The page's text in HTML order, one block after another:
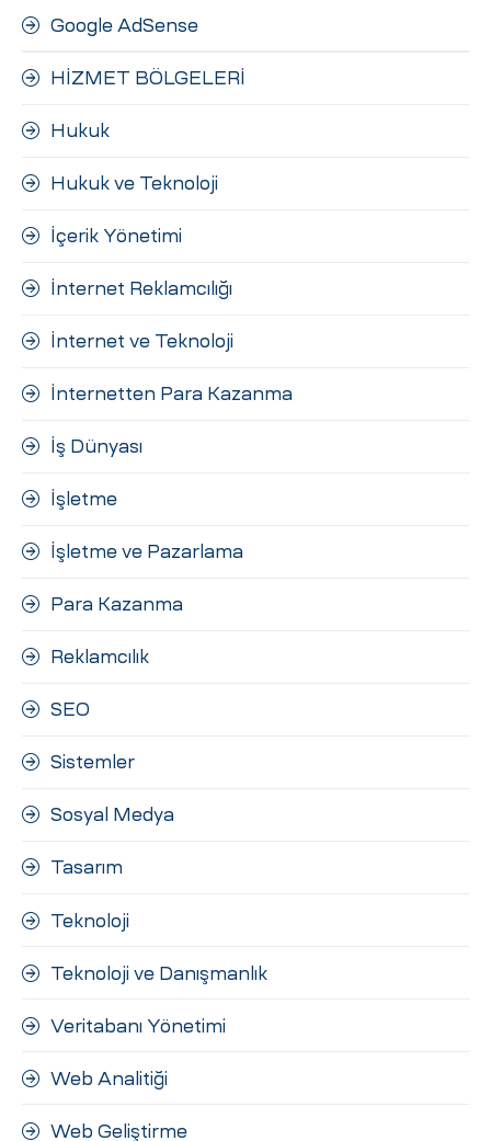
Google AdSense
HİZMET BÖLGELERİ
Hukuk
Hukuk ve Teknoloji
İçerik Yönetimi
İnternet Reklamcılığı
İnternet ve Teknoloji
İnternetten Para Kazanma
İş Dünyası
İşletme
İşletme ve Pazarlama
Para Kazanma
Reklamcılık
SEO
Sistemler
Sosyal Medya
Tasarım
Teknoloji
Teknoloji ve Danışmanlık
Veritabanı Yönetimi
Web Analitiği
Web Geliştirme